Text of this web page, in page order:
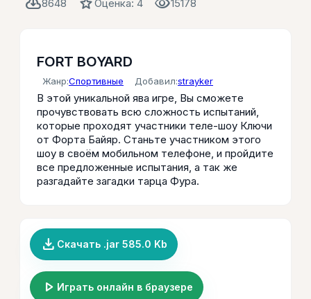
8648 Оценка: 4 15178
FORT BOYARD
Жанр:Спортивные Добавил:strayker
В этой уникальной ява игре, Вы сможете
прочувствовать всю сложность испытаний,
которые проходят участники теле-шоу Ключи
от Форта Байяр. Станьте участником этого
шоу в своём мобильном телефоне, и пройдите
все предложенные испытания, а так же
разгадайте загадки тарца Фура.
file_download Скачать .jar 585.0 Kb
play_arrow Играть онлайн в браузере